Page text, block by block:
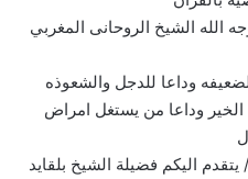
الله الشيخ الروحانى المغربي
وداعا للدجل والشعوذه
وداعا من يستغل امراض
اليكم فضيلة الشيخ بلقايد